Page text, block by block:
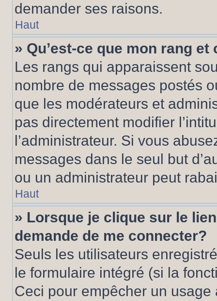
demander ses raisons.
Haut
» Qu’est-ce que mon rang
Les rangs qui apparaissent
nombre de messages postés
que les modérateurs et
pas directement modifier
l’administrateur. Si vous
messages dans le seul but
ou un administrateur peut
Haut
» Lorsque je clique sur le
demande de me connecter?
Seuls les utilisateurs
le formulaire intégré (si la
Ceci pour empêcher un